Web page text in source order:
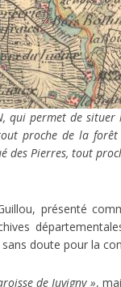
qui permet de
proche de la forêt
des Pierres, tout
présenté
doute pour la
de Juvigny »,